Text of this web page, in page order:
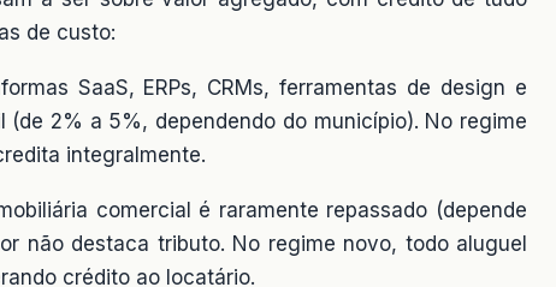
de custo:
SaaS, ERPs, CRMs, ferramentas de design e
(de 2% a 5%, dependendo do município). No regime
integralmente.
comercial é raramente repassado (depende
não destaca tributo. No regime novo, todo aluguel
crédito ao locatário.